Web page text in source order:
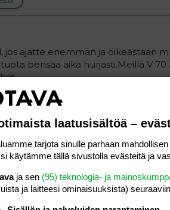
jos ajatte enemmän ja oikeastaan
bensaa aika hurjasti.Meillä V 70
7-8L/100km... meillä automaatti
laatusisältöä –
tarjota sinulle parhaan
käytämme tällä sivustolla evästeitä ja
ja sen (95) teknologia- ja
ja laitteesi ominaisuuk­sista)